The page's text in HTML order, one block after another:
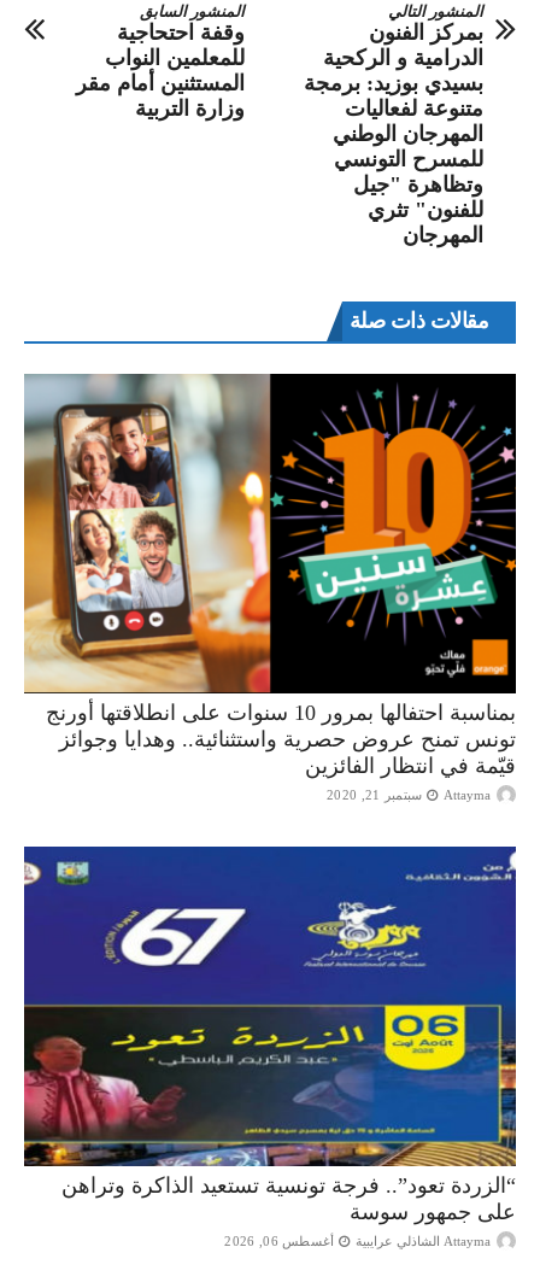
المنشور السابق
وقفة احتحاجية
للمعلمين النواب
المستثنين أمام مقر
وزارة التربية
المنشور التالي
بمركز الفنون
الدرامية و الركحية
بسيدي بوزيد: برمجة
متنوعة لفعاليات
المهرجان الوطني
للمسرح التونسي
وتظاهرة "جيل
للفنون" تثري
المهرجان
مقالات ذات صلة
بمناسبة احتفالها بمرور 10 سنوات على انطلاقتها أورنج
تونس تمنح عروض حصرية واستثنائية.. وهدايا وجوائز
قيّمة في انتظار الفائزين
Attayma سبتمبر 21, 2020
“الزردة تعود”.. فرجة تونسية تستعيد الذاكرة وتراهن
على جمهور سوسة
Attayma الشاذلي عرايبية أغسطس 06, 2026